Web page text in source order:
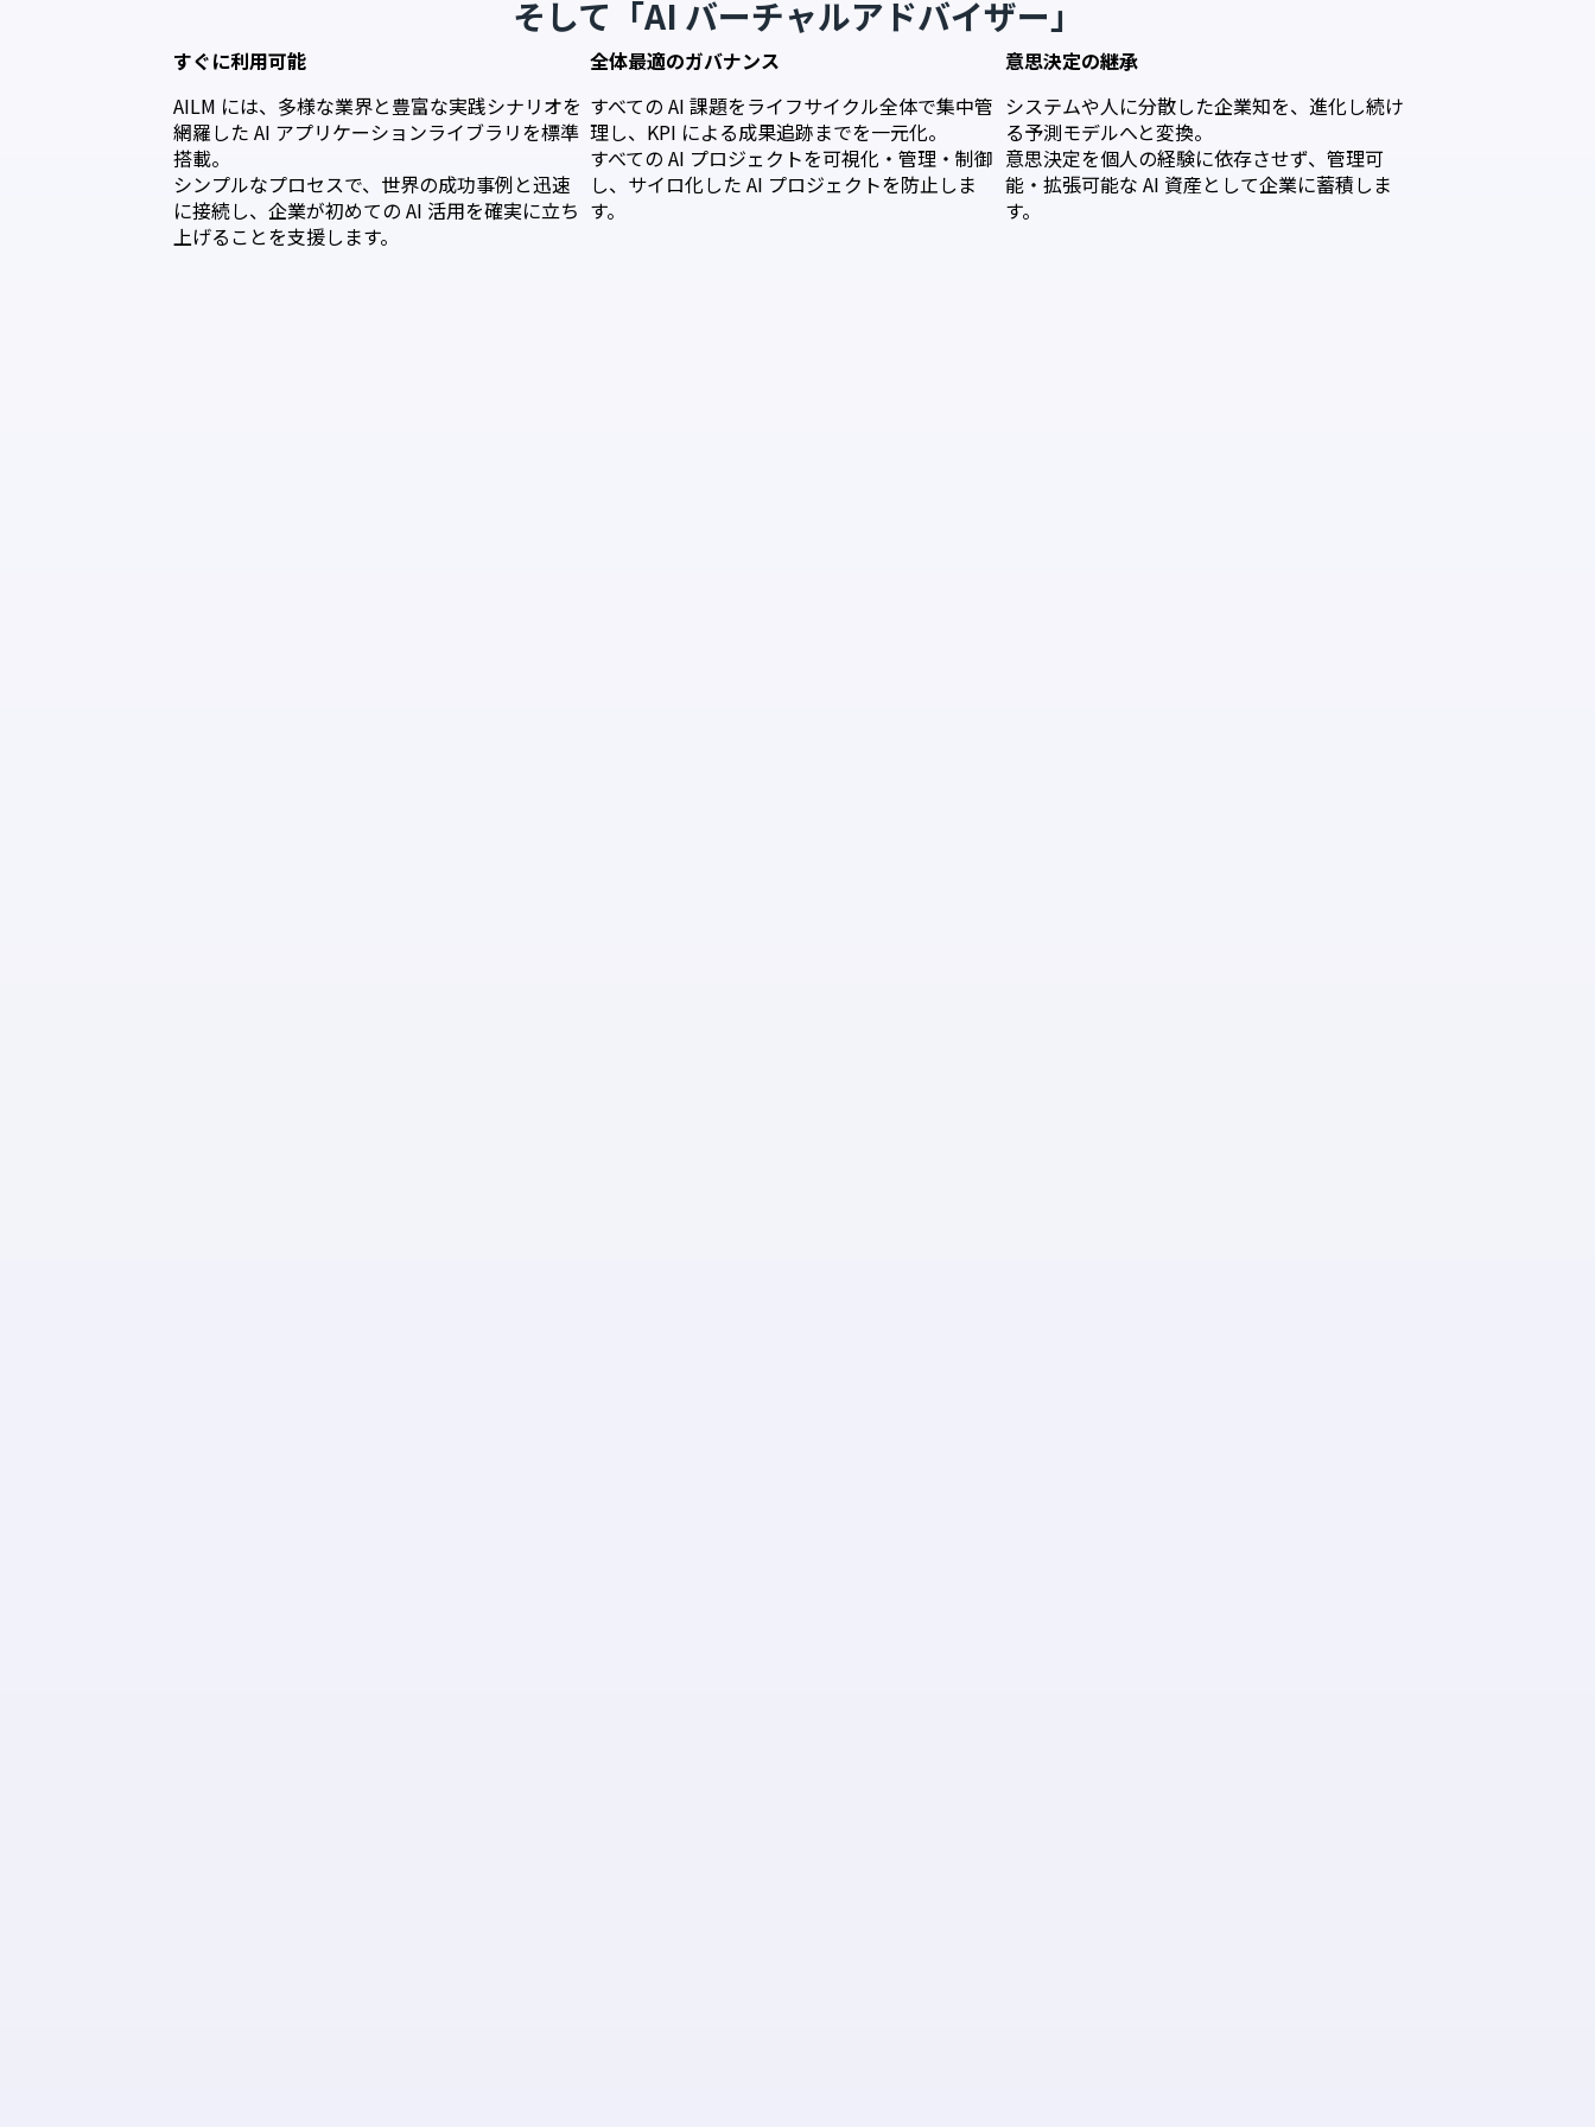
そして「AI バーチャルアドバイザー」
すぐに利用可能
AILM には、多様な業界と豊富な実践シナリオを
網羅した AI アプリケーションライブラリを標準
搭載。
シンプルなプロセスで、世界の成功事例と迅速
に接続し、企業が初めての AI 活用を確実に立ち
上げることを支援します。
全体最適のガバナンス
すべての AI 課題をライフサイクル全体で集中管
理し、KPI による成果追跡までを一元化。
すべての AI プロジェクトを可視化・管理・制御
し、サイロ化した AI プロジェクトを防止しま
す。
意思決定の継承
システムや人に分散した企業知を、進化し続け
る予測モデルへと変換。
意思決定を個人の経験に依存させず、管理可
能・拡張可能な AI 資産として企業に蓄積しま
す。